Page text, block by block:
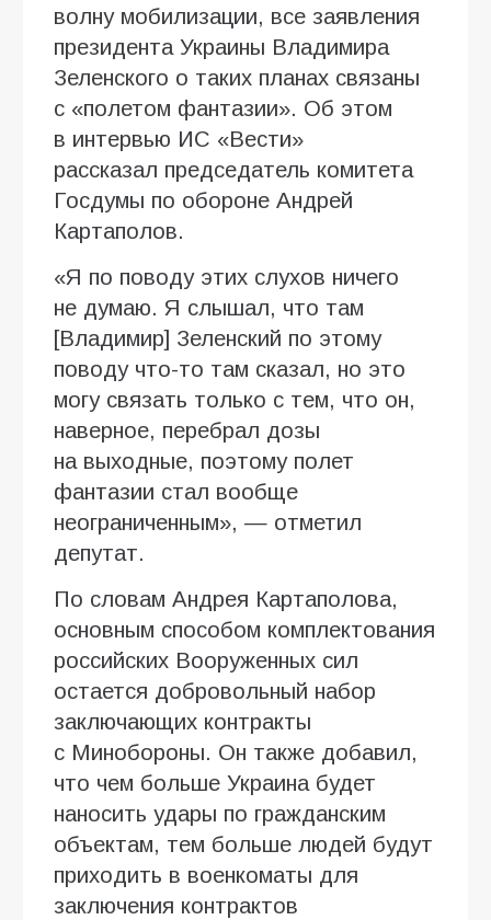
волну мобилизации, все заявления
президента Украины Владимира
Зеленского о таких планах связаны
с «полетом фантазии». Об этом
в интервью ИC «Вести»
рассказал председатель комитета
Госдумы по обороне Андрей
Картаполов.
«Я по поводу этих слухов ничего
не думаю. Я слышал, что там
[Владимир] Зеленский по этому
поводу что-то там сказал, но это
могу связать только с тем, что он,
наверное, перебрал дозы
на выходные, поэтому полет
фантазии стал вообще
неограниченным», — отметил
депутат.
По словам Андрея Картаполова,
основным способом комплектования
российских Вооруженных сил
остается добровольный набор
заключающих контракты
с Минобороны. Он также добавил,
что чем больше Украина будет
наносить удары по гражданским
объектам, тем больше людей будут
приходить в военкоматы для
заключения контрактов